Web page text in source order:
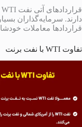
دارند. سرمایه‌گذاران
قراردادها معاملات
تفاوت WTI با نفت برنت